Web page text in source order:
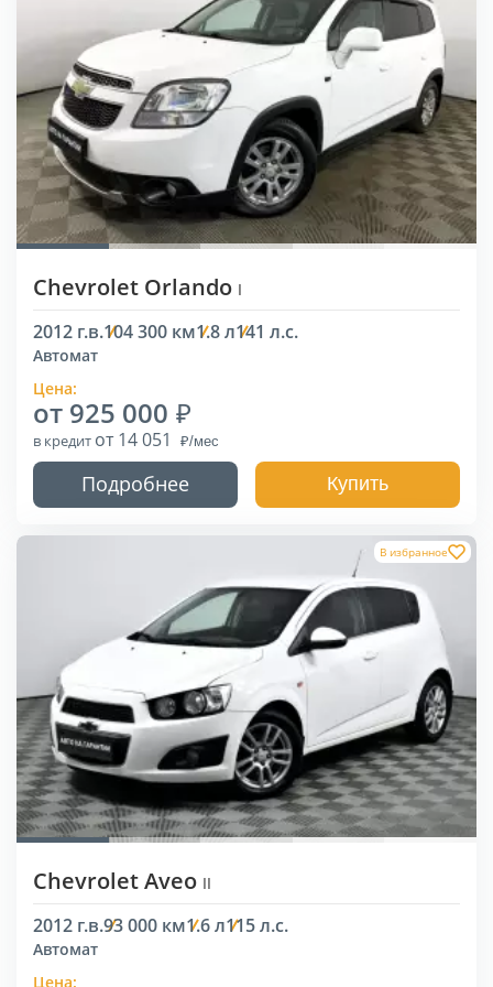
Chevrolet Orlando I
2012 г.в.104 300 км1.8 л141 л.с.
Автомат
Цена:
от 925 000
в кредит от 14 051
Подробнее Купить
В избранное
Chevrolet Aveo II
2012 г.в.93 000 км1.6 л115 л.с.
Автомат
Цена: